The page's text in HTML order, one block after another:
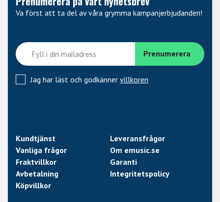
Va först att ta del av våra grymma kampanjerbjudanden!
Jag har läst och godkänner villkoren
Kundtjänst
Leveransfrågor
Vanliga frågor
Om emusic.se
Fraktvillkor
Garanti
Avbetalning
Integritetspolicy
Köpvillkor